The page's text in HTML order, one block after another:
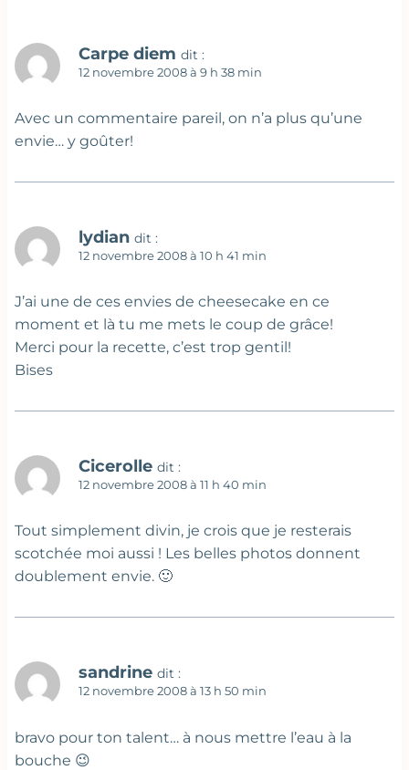
Carpe diem dit :
12 novembre 2008 à 9 h 38 min
Avec un commentaire pareil, on n’a plus qu’une
envie… y goûter!
lydian dit :
12 novembre 2008 à 10 h 41 min
J’ai une de ces envies de cheesecake en ce
moment et là tu me mets le coup de grâce!
Merci pour la recette, c’est trop gentil!
Bises
Cicerolle dit :
12 novembre 2008 à 11 h 40 min
Tout simplement divin, je crois que je resterais
scotchée moi aussi ! Les belles photos donnent
doublement envie. 🙂
sandrine dit :
12 novembre 2008 à 13 h 50 min
bravo pour ton talent… à nous mettre l’eau à la
bouche 😉